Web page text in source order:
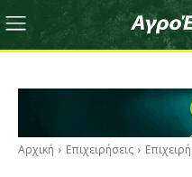
Αρχική Επιχειρήσεις